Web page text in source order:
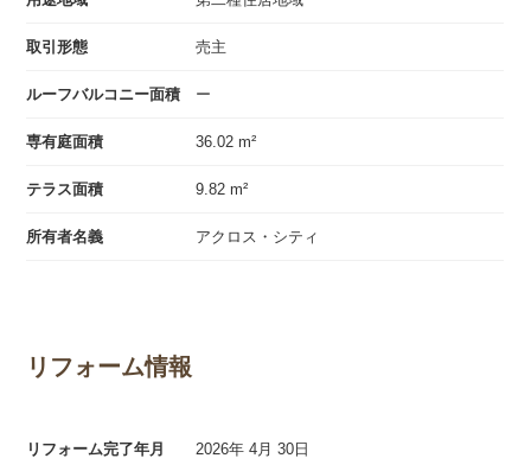
取引形態 売主
ルーフバルコニー面積 ー
専有庭面積 36.02 m²
テラス面積 9.82 m²
所有者名義 アクロス・シティ
リフォーム情報
リフォーム完了年月 2026年 4月 30日